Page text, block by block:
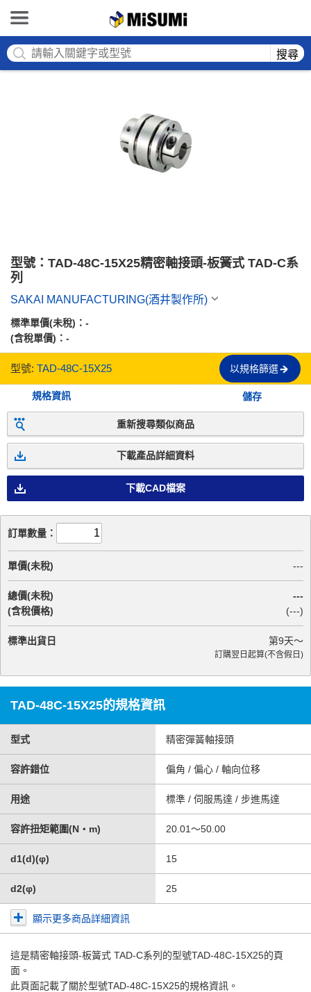
搜尋
型號：TAD-48C-15X25精密軸接頭-板簧式 TAD-C系
列
SAKAI MANUFACTURING(酒井製作所)
標準單價(未稅)： -
(含稅單價)： -
型號: TAD-48C-15X25 以規格篩選
規格資訊 儲存
重新搜尋類似商品
下載產品詳細資料
下載CAD檔案
訂單數量：
單價(未稅) ---
總價(未稅)
(含稅價格)
---
(---)
標準出貨日 第9天～
訂購翌日起算(不含假日)
TAD-48C-15X25的規格資訊
型式 精密彈簧軸接頭
容許錯位 偏角 / 偏心 / 軸向位移
用途 標準 / 伺服馬達 / 步進馬達
容許扭矩範圍(N・m) 20.01～50.00
d1(d)(φ) 15
d2(φ) 25
顯示更多商品詳細資訊
這是精密軸接頭-板簧式 TAD-C系列 的型號TAD-48C-15X25的頁
面。
此頁面記載了關於型號TAD-48C-15X25的規格資訊。